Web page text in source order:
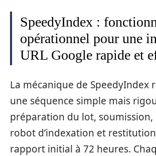
SpeedyIndex :
opérationnel pour une
URL Google rapide et
La mécanique de SpeedyIndex
une séquence simple mais
préparation du lot, soumission,
robot d’indexation et restitution
rapport initial à 72 heures.